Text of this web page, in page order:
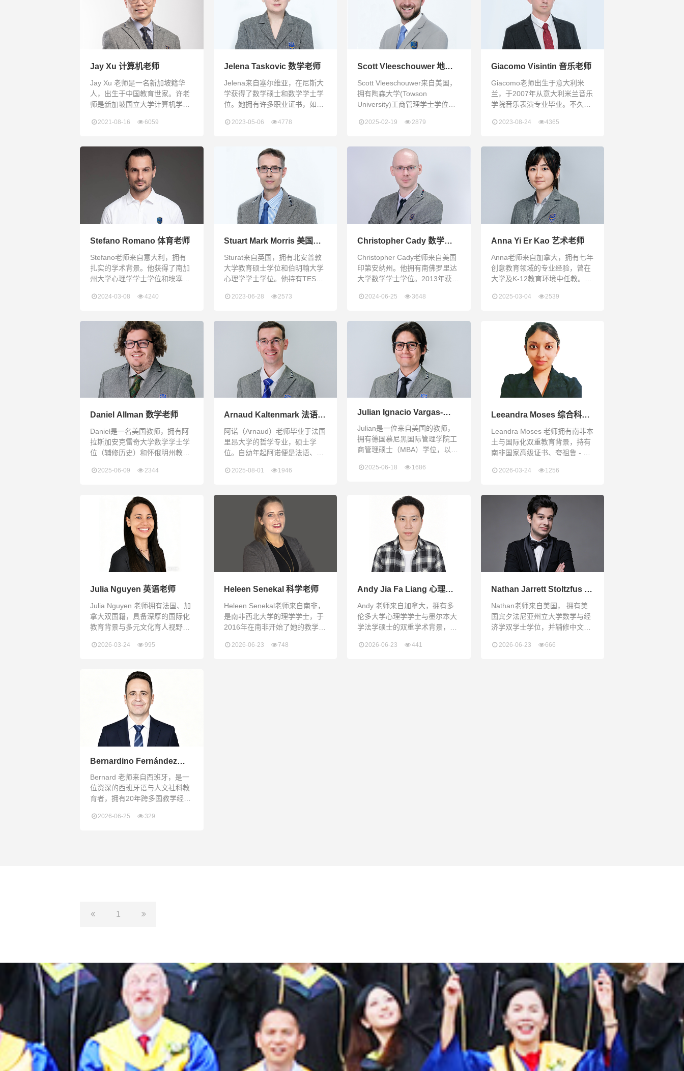
着稳固的地位。他还凭借优秀的
作品参加了国际艺术家驻留项
目，并在那里展出了他的作品。
作为巴哈马艺术界的活跃成员，
他担
执照之一。在他的职业足球运动
员生涯结束后，他在塞尔维亚最
好的足球学院之一伏伊伏丁那足
球俱乐部工作了七年。那段时间
里，他还是塞尔维亚足协
多年的良好记录，在她的班上始
终有超过 98% 的学生在考试中
表现很出色。她的执教理念是以
责任感为指导，创
还赞助了许多学生俱乐部。她相
信每个孩子天生都具备学习的能
力。Ms. Thomas is from USA
and gra
Jay Xu 计算机老师
Jay Xu 老师是一名新加坡籍华
人，出生于中国教育世家。许老
师是新加坡国立大学计算机学
是一名资深的软件开发咨询师以
加坡电信和新加坡淡马锡集团等
行业巨头工作服务了十二年。作
为计算机科学双语老师，他擅长
以丰富的行业知识来讲授抽象或
复杂的理论知识，更能以丰富的
个人经历指导学员的学业规划和
心智提升。为学严谨负责，为师
亲和细心，为人风趣幽默。Jay
2021-08-16 6059
Jelena Taskovic 数学老师
Jelena来自塞尔维亚，在尼斯大
学获得了数学硕士和数学学士学
位。她拥有许多职业证书，如数
萨瓦学院卓越教学证书和TEFL
且经验丰富的教师，在教育领域
有超过10年的宝贵经验。她富有
耐心和责任心，有杰出的组织能
力和解决问题的能力以及团队合
作精神。Jelena comes from
Serbia. She achieved her
Master
2023-05-06 4778
Scott Vleeschouwer 地理
老师
Scott Vleeschouwer来自美国，
拥有陶森大学(Towson
University)工商管理学士学位。
到自己对旅行的热情，并想与他
并通过教学生地理来分享他对旅
行和地球的热爱。Scott
Vleeschouwer is from the USA
and has a bachelors degree in
2025-02-19 2879
Giacomo Visintin 音乐老师
Giacomo老师出生于意大利米
兰，于2007年从意大利米兰音乐
学院音乐表演专业毕业。不久，
弦乐队、室内乐团中进行精彩的
美洲的巡回演出，并与几位著名
音乐家合作表演，如埃尼奥·莫里
康内，里卡多·穆蒂，文斯·坦
帕，萨尔瓦多·阿卡多。2013
年，他来到中国，先是赢得贵阳
交响乐团的海选，后来被任命为
西安交响乐团的首席中提琴。
2015年至2021年，他
2023-08-24 4365
Stefano Romano 体育老师
Stefano老师来自意大利，拥有
扎实的学术背景。他获得了南加
州大学心理学学士学位和埃塞克
物浦约翰摩尔斯大学获得了体育
在教育、公共辩论、心理咨询和
项目管理方面拥有十多年的经
验。Stefano 老师拥有丰富的教
学经验和对体育运动坚定不移的
热情。作为一名富有同情心和责
任感的教育者，他渴望创造一种
环境，让体育锻炼成为每天快乐
和幸福的催化剂。在
2024-03-08 4240
Stuart Mark Morris 美国文
学、世界文学老师
Sturat来自英国，拥有北安普敦
大学教育硕士学位和伯明翰大学
心理学学士学位。他持有TESOL
负责任的英语老师，拥有超过10
的批判性思维能力，并具有与员
工、学生和父母建立富有成效的
人际交往的能力。他非常喜欢在
中国的生活，喜欢中国文化，他
的友好让他善于与学生在跨文化
环境中建立融洽的关系。他说：
“无论是做为老师、导师、父母还
是学生，我家庭的每个成
2023-06-28 2573
Christopher Cady 数学老
师
Christopher Cady老师来自美国
印第安纳州。他拥有南佛罗里达
大学数学学士学位。2013年获得
格证书。他曾在美国佛罗里达州
10年。他的兴趣包括网络编程、
线性代数应用和烹饪。此外，他
喜欢学习中文，而且普通话流
利。Christopher is an American
citizen from Indiana. He holds a
2024-06-25 3648
Anna Yi Er Kao 艺术老师
Anna老师来自加拿大，拥有七年
创意教育领域的专业经验，曾在
大学及K-12教育环境中任教。她
涵盖传统媒体、数字媒体及概念
括：阿尔伯塔大学美术学士学
位；新斯科舍艺术与设计学院媒
体艺术加速美术硕士学位。2018
年，Anna老师凭借其卓越的才华
和对文化交流的贡献，获得著名
奖学金和研究资助，并受邀在中
国美术学院任教。教学成果与认
证Anna老师的教学实力
2025-03-04 2539
Daniel Allman 数学老师
Daniel是一名美国教师，拥有阿
拉斯加安克雷奇大学数学学士学
位（辅修历史）和怀俄明州教师
物理及教学原理认证，具备高级
化教学经验，加入瑞得福之前曾
任美国怀俄明州CY中学7年级数
学教师，负责常规班和进阶班教
学。他还曾在中国多所国际学校
任教，包括东莞圣比斯学校教授
A-Level和iGCSE数学课程，巧妙
运用Geogebra和Excel等
2025-06-09 2344
Arnaud Kaltenmark 法语、
德语老师
阿诺（Arnaud）老师毕业于法国
里昂大学的哲学专业，硕士学
位。自幼年起阿诺便是法语、德
Sixt集团负责法、德、英翻译工
（AXA）的部门，负责英、法、
德部门之间的国际交流事务；随
后，阿诺老师进入教育文化事
业，曾负责组织了德国马格德堡
大学与哈尔滨大学“去中国”文化
交流项目。受家庭文化熏陶，其
叔爷爷康德莫是中法著名的道教
文化研究领军专家，被收录于
2025-08-01 1946
Julian Ignacio Vargas-
Cabrera 英语文学老师
Julian是一位来自美国的教师，
拥有德国慕尼黑国际管理学院工
商管理硕士（MBA）学位，以及
萨塞克斯大学联合授予的英语文
者，他在传统课堂与在线教学领
域深耕十年，积累了丰富的教学
经验。目前，他正在积极攻读高
中英语教师资格证（QTS），以
进一步提升其专业资质。Julian
的核心专长包括：课程开发与教
学设计、文学分析与批判性
2025-06-18 1686
Leeandra Moses 综合科学
老师
Leandra Moses 老师拥有南非本
土与国际化双重教育背景，持有
南非国家高级证书、夸祖鲁 - 纳
育学研究生证书；她完成哈佛商
力研修课程，并取得 TEFL 国际
英语教学认证。她精通 IGCSE、
A-Level、IEB、DBE 等主流课程
体系教学，历任高中物理、化学
主讲教师、英语二语授课导师及
学科组长。教学上擅长依托探究
式学
2026-03-24 1256
Julia Nguyen 英语老师
Julia Nguyen 老师拥有法国、加
拿大双国籍，具备深厚的国际化
教育背景与多元文化育人视野。
上，手握英国QTS、加拿大官方
持有语言学与教育学双硕士学位
及ESL专业教学证书，专业资质
体系完备。在多年教学履职中，
她教学成果斐然，曾带领学生斩
获省级统考区域第一名的优异成
绩，并获“最佳协作教师”荣誉提
名。Julia 老师的执教足迹遍布加
拿大、中
2026-03-24 995
Heleen Senekal 科学老师
Heleen Senekal老师来自南非，
是南非西北大学的理学学士，于
2016年在南非开始了她的教学生
位屡获殊荣的科学和英语ESL老
2026-06-23 748
Andy Jia Fa Liang 心理学
老师
Andy 老师来自加拿大，拥有多
伦多大学心理学学士与墨尔本大
学法学硕士的双重学术背景，具
功底。他拥有8年以上国际教育
2026-06-23 441
Nathan Jarrett Stoltzfus 经
济学老师
Nathan老师来自美国， 拥有美
国宾夕法尼亚州立大学数学与经
济学双学士学位，并辅修中文，
具备扎实的跨学科学术基础与深
2026-06-23 666
Bernardino Fernández
Parra 西班牙语老师
Bernard 老师来自西班牙，是一
位资深的西班牙语与人文社科教
育者，拥有20年跨多国教学经
冈大学西班牙文学硕士、阿伯丁
学术深度与课堂感染力的复合型
2026-06-25 329
1